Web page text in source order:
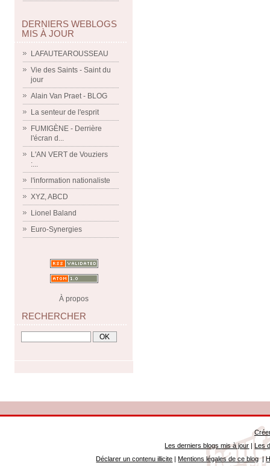
DERNIERS WEBLOGS
MIS À JOUR
LAFAUTEAROUSSEAU
Vie des Saints - Saint du
jour
Alain Van Praet - BLOG
La senteur de l'esprit
FUMIGÈNE - Derrière
l'écran d...
L'AN VERT de Vouziers
:...
l'information nationaliste
XYZ, ABCD
Lionel Baland
Euro-Synergies
À propos
RECHERCHER
Les derniers blogs mis à jour |Les
Déclarer un contenu illicite |Mentions légales de ce blog|